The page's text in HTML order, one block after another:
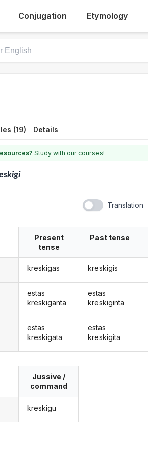
Conjugation Etymology
(19) Details
Study with our courses!
Translation
Present
tense
kreskigas
estas
kreskiganta
estas
kreskigata
Past tense
kreskigis
estas
kreskiginta
estas
kreskigita
Jussive /
command
kreskigu